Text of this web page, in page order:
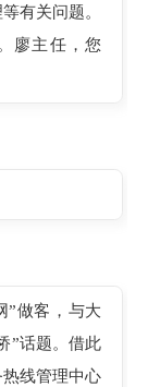
有关问题。
廖主任，您
”做客，与大
”话题。借此
线管理中心